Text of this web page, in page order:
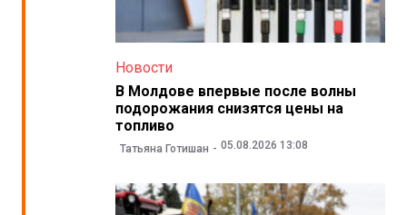
Новости
В Молдове впервые после волны
подорожания снизятся цены на
топливо
Татьяна Готишан 05.08.2026 13:08